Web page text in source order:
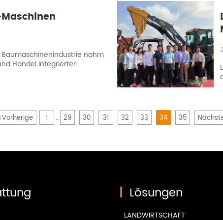
nahm
Handel integrierter
Vorherige 1 ... 29 30 31 32 33 34 35
| Lösungen
LANDWIRTSCHAFT